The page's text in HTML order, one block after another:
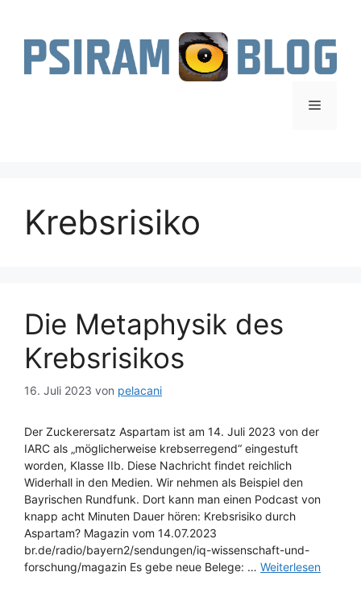
springen
Menü
Krebsrisiko
Die Metaphysik des
Krebsrisikos
16. Juli 2023 von pelacani
Der Zuckerersatz Aspartam ist am 14. Juli 2023 von der
IARC als „möglicherweise krebserregend“ eingestuft
worden, Klasse IIb. Diese Nachricht findet reichlich
Widerhall in den Medien. Wir nehmen als Beispiel den
Bayrischen Rundfunk. Dort kann man einen Podcast von
knapp acht Minuten Dauer hören: Krebsrisiko durch
Aspartam? Magazin vom 14.07.2023
br.de/radio/bayern2/sendungen/iq-wissenschaft-und-
forschung/magazin Es gebe neue Belege: … Weiterlesen